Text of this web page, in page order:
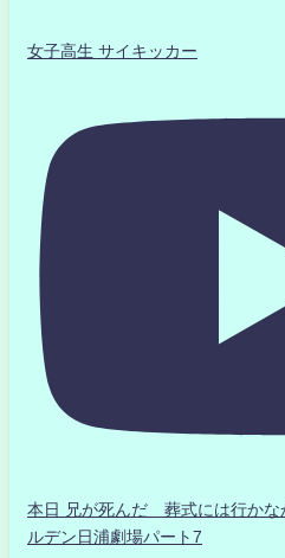
女子高生 サイキッカー
本日 兄が死んだ 葬式には行か
ルデン日浦劇場パート7